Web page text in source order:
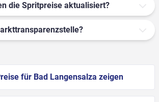
die Spritpreise aktualisiert?
für Bad Langensalza zeigen